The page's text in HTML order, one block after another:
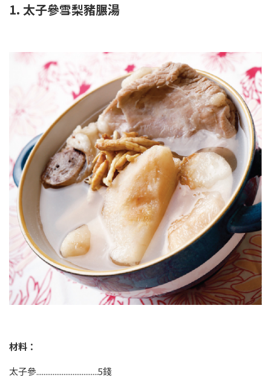
1. 太子參雪梨豬𦟌湯
材料：
太子參..................................5錢